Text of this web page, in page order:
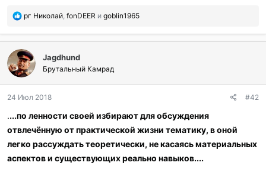
П
б
а
г
о
а
и
л
и
рг Николай fonDEER и goblin1965
Jagdhund
Брутальный Камрад
24 Июл 2018 #42
....по ленности своей избирают для обсуждения
отвлечённую от практической жизни тематику, в оной
легко рассуждать теоретически, не касаясь материальных
аспектов и существующих реально навыков....